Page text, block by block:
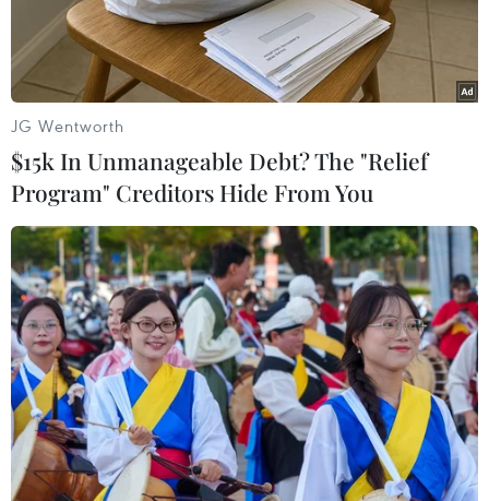
Ảnh chỉ có tính minh họa. (Nguồn: France 24)
Ngày 14/10, một tòa án Pháp đã kết án 5 thành
viên một nhóm cực đoan gồm toàn nữ giới với
các mức án từ 5 đến 30 năm tù giam vì âm mưu
đánh bom bên ngoài Nhà thờ Đức Bà ở thủ đô
Paris.
Đây là vụ xét xử đầu tiên với một nhóm cực
JG Wentworth
$15k In Unmanageable Debt? The "Relief
Program" Creditors Hide From You